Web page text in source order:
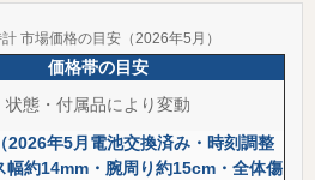
市場価格の目安（2026年5月）
価格帯の目安
状態・付属品により変動
2026年5月電池交換済み・時刻調整
幅約14mm・腕周り約15cm・全体傷